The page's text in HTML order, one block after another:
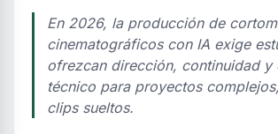
En 2026, la producción de
cinematográficos con IA exige
ofrezcan dirección, continuidad y
técnico para proyectos
clips sueltos.